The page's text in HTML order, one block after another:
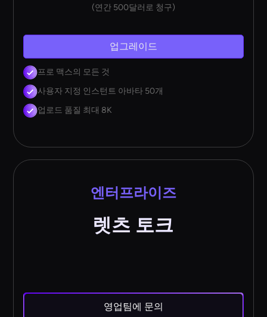
(연간 500달러로 청구)
업그레이드
프로 맥스의 모든 것
사용자 지정 인스턴트 아바타 50개
업로드 품질 최대 8K
엔터프라이즈
렛츠 토크
영업팀에 문의